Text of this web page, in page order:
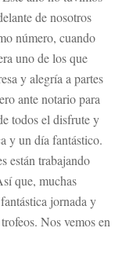
de nosotros
número, cuando
uno de los que
y alegría a partes
ante notario para
todos el disfrute y
y un día fantástico.
están trabajando
que, muchas
jornada y
Nos vemos en